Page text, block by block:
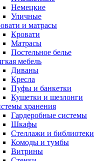
Немецкие
Уличные
и матрасы
Кровати
Матрасы
Постельное белье
мебель
Диваны
Кресла
Пуфы и банкетки
Кушетки и шезлонги
хранения
Гардеробные системы
Шкафы
Стеллажи и библиотеки
Комоды и тумбы
Витрины